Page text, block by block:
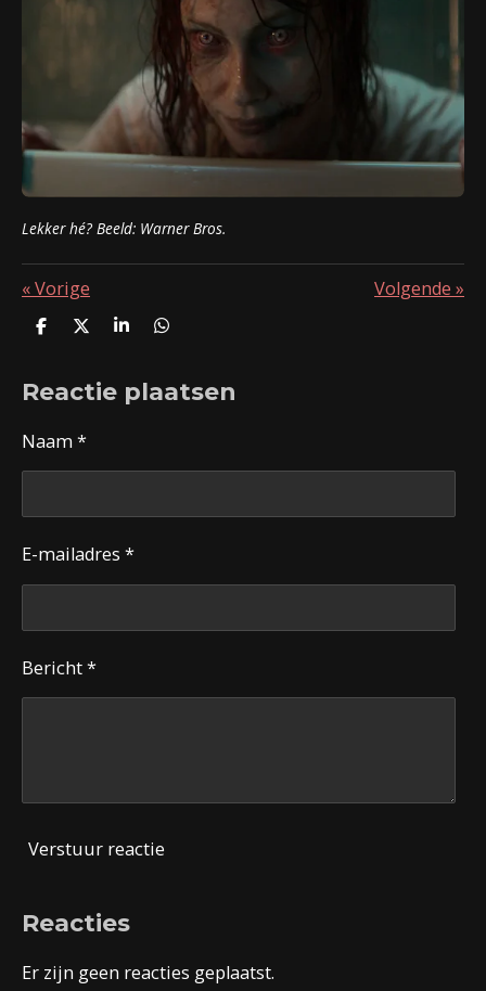
Lekker hé? Beeld: Warner Bros.
«Vorige Volgende »
D
e
n
D
l
S
e
D
e
n
Reactie plaatsen
Naam *
E-mailadres *
Bericht *
Verstuur reactie
Reacties
Er zijn geen reacties geplaatst.